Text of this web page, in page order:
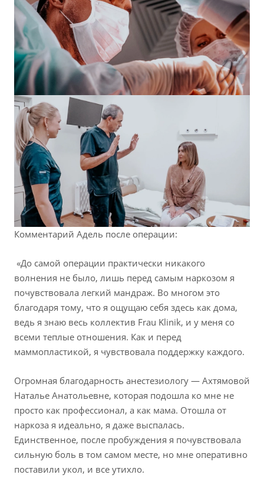
Комментарий Адель после операции:
«До самой операции практически никакого
волнения не было, лишь перед самым наркозом я
почувствовала легкий мандраж. Во многом это
благодаря тому, что я ощущаю себя здесь как дома,
ведь я знаю весь коллектив Frau Klinik, и у меня со
всеми теплые отношения. Как и перед
маммопластикой, я чувствовала поддержку каждого.
Огромная благодарность анестезиологу — Ахтямовой
Наталье Анатольевне, которая подошла ко мне не
просто как профессионал, а как мама. Отошла от
наркоза я идеально, я даже выспалась.
Единственное, после пробуждения я почувствовала
сильную боль в том самом месте, но мне оперативно
поставили укол, и все утихло.